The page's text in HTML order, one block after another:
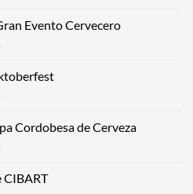
de
San
Patricio
Argentina:
Brindis
que
Cervecero
Evento Cervecero
2024,
el
Evento
Cervecero
Marzen
Oktoberfest
Cordobesa de Cerveza
deCIBART